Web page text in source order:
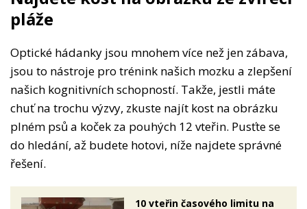
pláže
Optické hádanky jsou mnohem více než jen zábava,
jsou to nástroje pro trénink našich mozku a zlepšení
našich kognitivních schopností. Takže, jestli máte
chuť na trochu výzvy, zkuste najít kost na obrázku
plném psů a koček za pouhých 12 vteřin. Pusťte se
do hledání, až budete hotovi, níže najdete správné
řešení.
10 vteřin časového limitu na